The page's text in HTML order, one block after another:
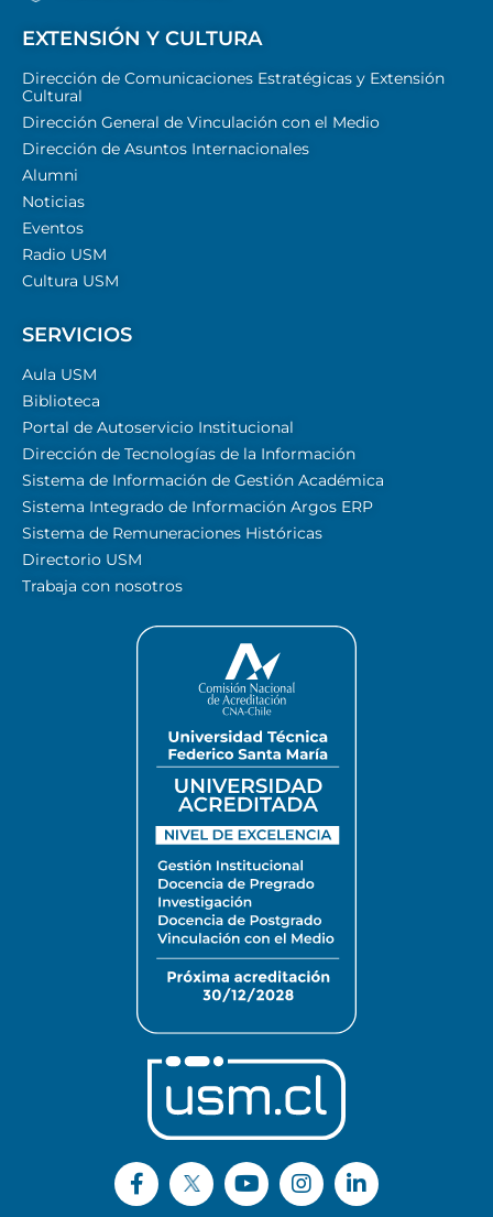
EXTENSIÓN Y CULTURA
Dirección de Comunicaciones Estratégicas y Extensión
Cultural
Dirección General de Vinculación con el Medio
Dirección de Asuntos Internacionales
Alumni
Noticias
Eventos
Radio USM
Cultura USM
SERVICIOS
Aula USM
Biblioteca
Portal de Autoservicio Institucional
Dirección de Tecnologías de la Información
Sistema de Información de Gestión Académica
Sistema Integrado de Información Argos ERP
Sistema de Remuneraciones Históricas
Directorio USM
Trabaja con nosotros